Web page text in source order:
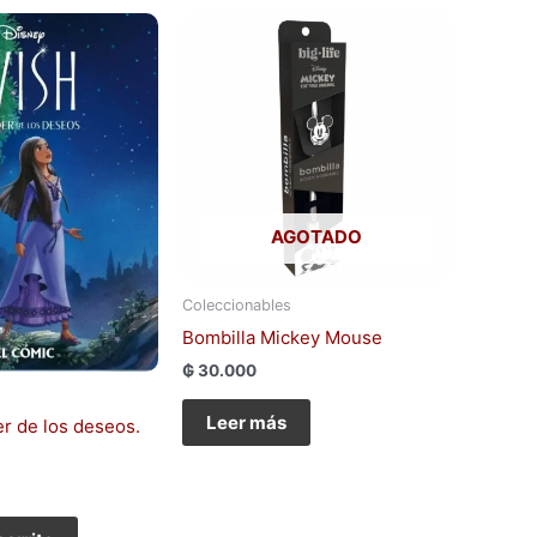
de los deseos.
AGOTADO
Coleccionables
Bombilla Mickey Mouse
₲30.000
Leer más